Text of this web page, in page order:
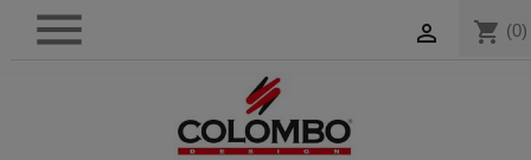
shopping_cart (0)

